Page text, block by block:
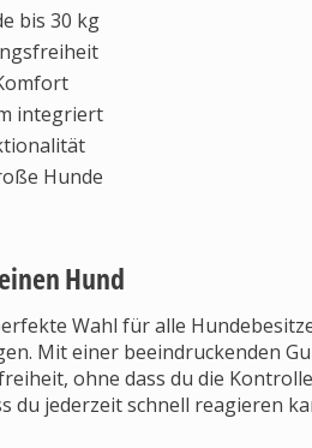
bis 30 kg
integriert
Hunde
Hund
Wahl für alle
Mit einer beeindruckenden
ohne dass du die
du jederzeit schnell reagieren